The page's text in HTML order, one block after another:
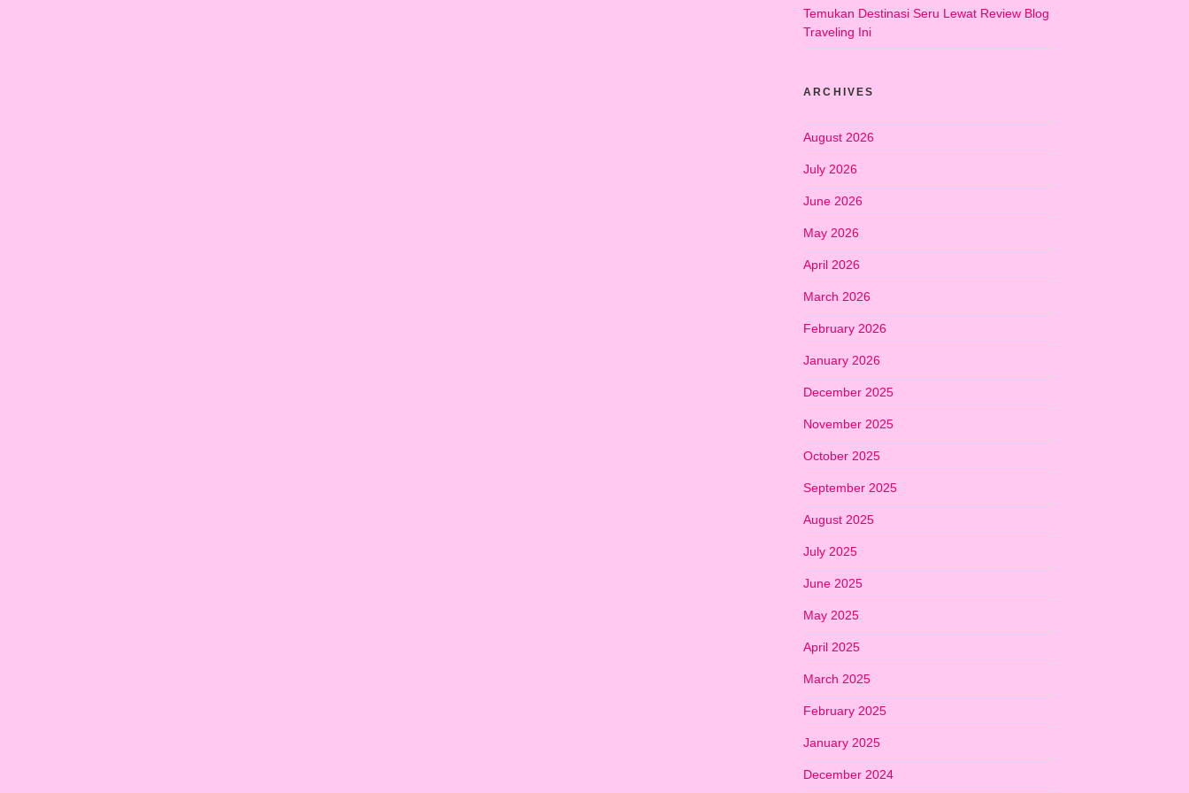
Temukan Destinasi Seru Lewat Review Blog
Traveling Ini
ARCHIVES
August 2026
July 2026
June 2026
May 2026
April 2026
March 2026
February 2026
January 2026
December 2025
November 2025
October 2025
September 2025
August 2025
July 2025
June 2025
May 2025
April 2025
March 2025
February 2025
January 2025
December 2024